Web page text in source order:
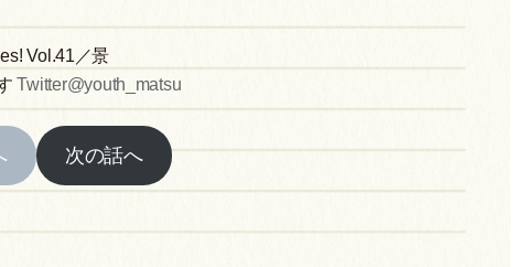
Vol.41／景
Twitter@youth_matsu
次の話へ